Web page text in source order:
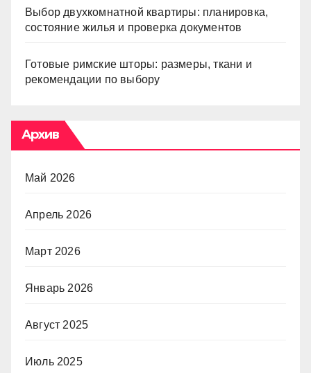
Выбор двухкомнатной квартиры: планировка,
состояние жилья и проверка документов
Готовые римские шторы: размеры, ткани и
рекомендации по выбору
Архив
Май 2026
Апрель 2026
Март 2026
Январь 2026
Август 2025
Июль 2025